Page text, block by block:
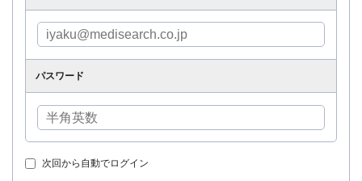
パスワード
次回から自動でログイン